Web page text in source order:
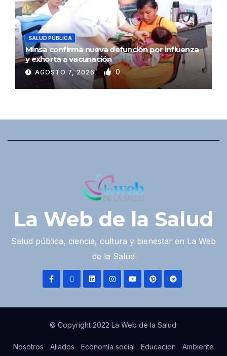
SALUD PÚBLICA
Minsa confirma nueva defunción por influenza
y exhorta a vacunación
AGOSTO 7, 2026 0
La Web de la Salud
Salud pública, ciencia, cultura y bienestar en La Web
de la Salud
© Copyright 2022 La Web de la Salud.
Nosotros Aliados Economía social Educacion Ambiente